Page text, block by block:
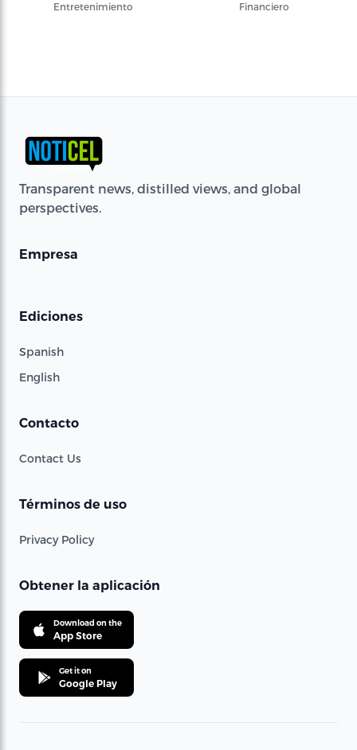
Entretenimiento
Financiero
Transparent news, distilled views, and global
perspectives.
Empresa
Ediciones
Spanish
English
Contacto
Contact Us
Términos de uso
Privacy Policy
Obtener la aplicación
Download on the
App Store
Get it on
Google Play